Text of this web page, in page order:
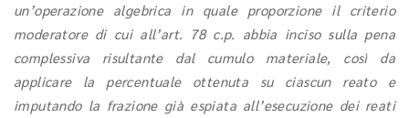
un’operazione algebrica in quale proporzione il criterio
moderatore di cui all’art. 78 c.p. abbia inciso sulla pena
complessiva risultante dal cumulo materiale, così da
applicare la percentuale ottenuta su ciascun reato e
imputando la frazione già espiata all’esecuzione dei reati